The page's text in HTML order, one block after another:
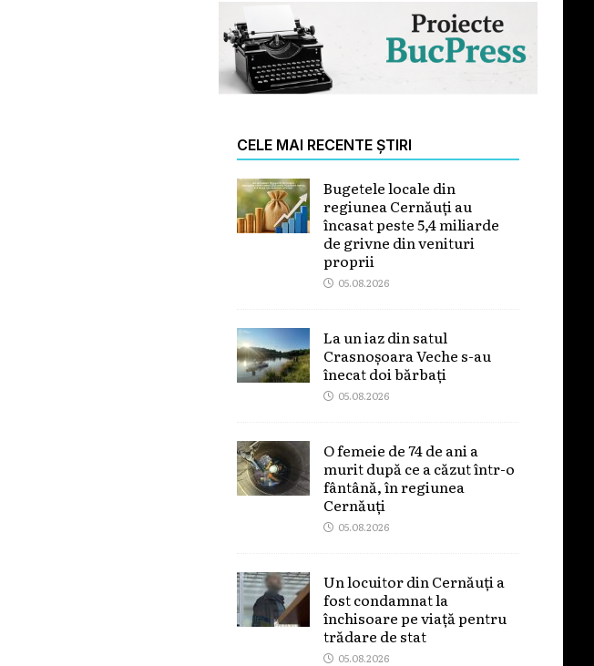
CELE MAI RECENTE ȘTIRI
Bugetele locale din
regiunea Cernăuți au
încasat peste 5,4 miliarde
de grivne din venituri
proprii
05.08.2026
La un iaz din satul
Crasnoșoara Veche s-au
înecat doi bărbați
05.08.2026
O femeie de 74 de ani a
murit după ce a căzut într-o
fântână, în regiunea
Cernăuți
05.08.2026
Un locuitor din Cernăuți a
fost condamnat la
închisoare pe viață pentru
trădare de stat
05.08.2026